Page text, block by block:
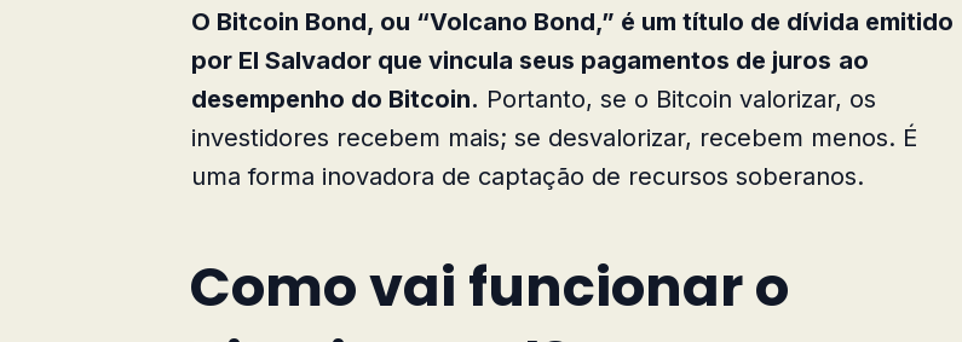
O Bitcoin Bond, ou “Volcano Bond,” é um título de dívida emitido
por El Salvador que vincula seus pagamentos de juros ao
desempenho do Bitcoin. Portanto, se o Bitcoin valorizar, os
investidores recebem mais; se desvalorizar, recebem menos. É
uma forma inovadora de captação de recursos soberanos.
Como vai funcionar o